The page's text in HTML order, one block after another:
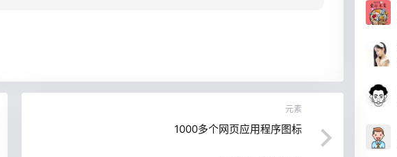
元素
1000多个网页应用程序图标